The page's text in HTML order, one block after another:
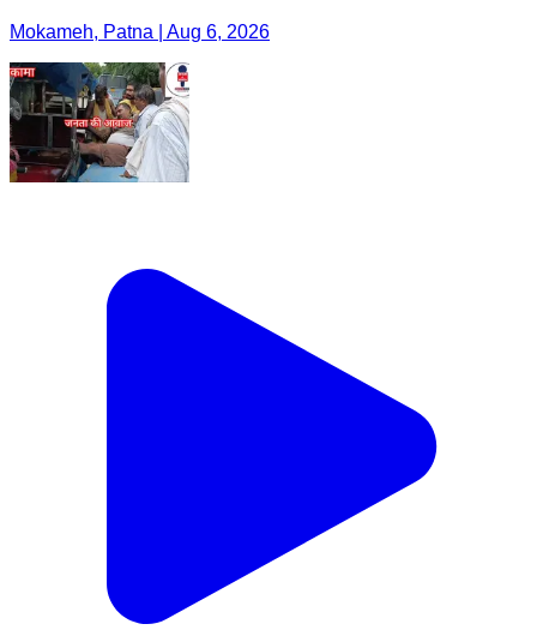
Mokameh, Patna | Aug 6, 2026